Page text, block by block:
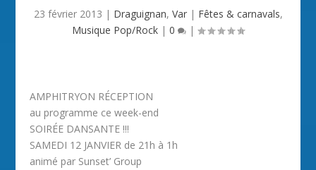
23 février 2013 | Draguignan, Var| Fêtes & carnavals,
Musique Pop/Rock | 0 |
AMPHITRYON RÉCEPTION
au programme ce week-end
SOIRÉE DANSANTE !!!
SAMEDI 12 JANVIER de 21h à 1h
animé par Sunset’ Group